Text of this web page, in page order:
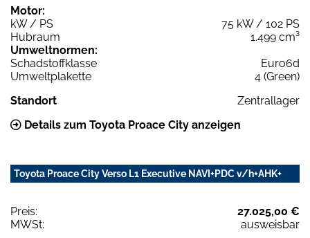
Motor:
kW / PS
75 kW / 102 PS
Hubraum
1.499 cm³
Umweltnormen:
Schadstoffklasse
Euro6d
Umweltplakette
4 (Green)
Standort
Zentrallager
Details zum Toyota Proace City anzeigen
Toyota Proace City Verso L1 Executive NAVI+PDC v/h+AHK+
Preis:
27.025,00 €
MWSt:
ausweisbar